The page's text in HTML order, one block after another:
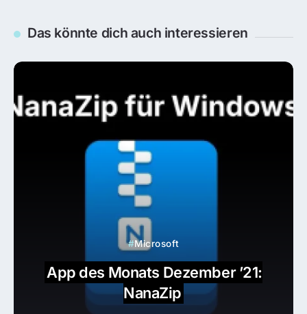
Das könnte dich auch interessieren
Microsoft
App des Monats Dezember ’21:
NanaZip
Microsoft
5 Apps, die auf jedem Windows 10,